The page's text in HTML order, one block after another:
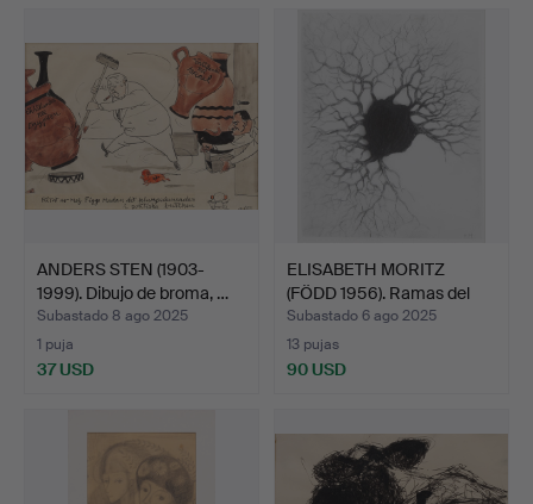
ANDERS STEN (1903-
1999). Dibujo de broma, …
Subastado 8 ago 2025
1 puja
37 USD
ELISABETH MORITZ
(FÖDD 1956). Ramas del
ta…
Subastado 6 ago 2025
13 pujas
90 USD